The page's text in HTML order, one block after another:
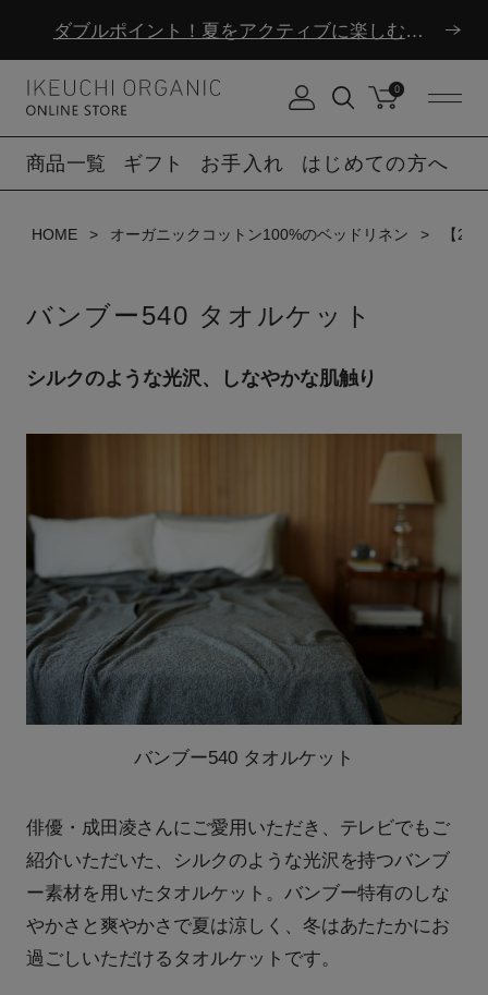
ダブルポイント！夏をアクティブに楽しむ夏タオル
8/6(木)12時まで|夏季休業のお知らせ
ダブルポイント！夏をアクティブに楽しむ夏タオル
0
商品一覧 ギフト お手入れ はじめての方へ
HOME オーガニックコットン100%のベッドリネン 【
バンブー540 タオルケット
シルクのような光沢、しなやかな肌触り
バンブー540 タオルケット
俳優・成田凌さんにご愛用いただき、テレビでもご
紹介いただいた、シルクのような光沢を持つバンブ
ー素材を用いたタオルケット。バンブー特有のしな
やかさと爽やかさで夏は涼しく、冬はあたたかにお
過ごしいただけるタオルケットです。